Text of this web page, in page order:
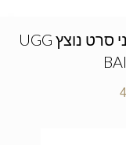
מגפי האגג דגם ביילי מיני סרט נוצץ UGG